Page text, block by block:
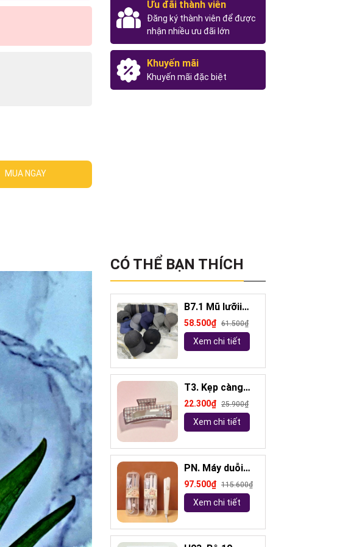
MUA NGAY
Ưu đãi thành viên
Đăng ký thành viên để được
nhận nhiều ưu đãi lớn
Khuyến mãi
Khuyến mãi đặc biệt
CÓ THỂ BẠN THÍCH
B7.1 Mũ lưỡii
trai đính logo
58.500₫ 61.500₫
Xem chi tiết
T3. Kẹp càng
cua kẻ 10,5cm
22.300₫ 25.900₫
Xem chi tiết
PN. Máy duỗi
tóc mini
Capybara
97.500₫ 115.600₫
Xem chi tiết